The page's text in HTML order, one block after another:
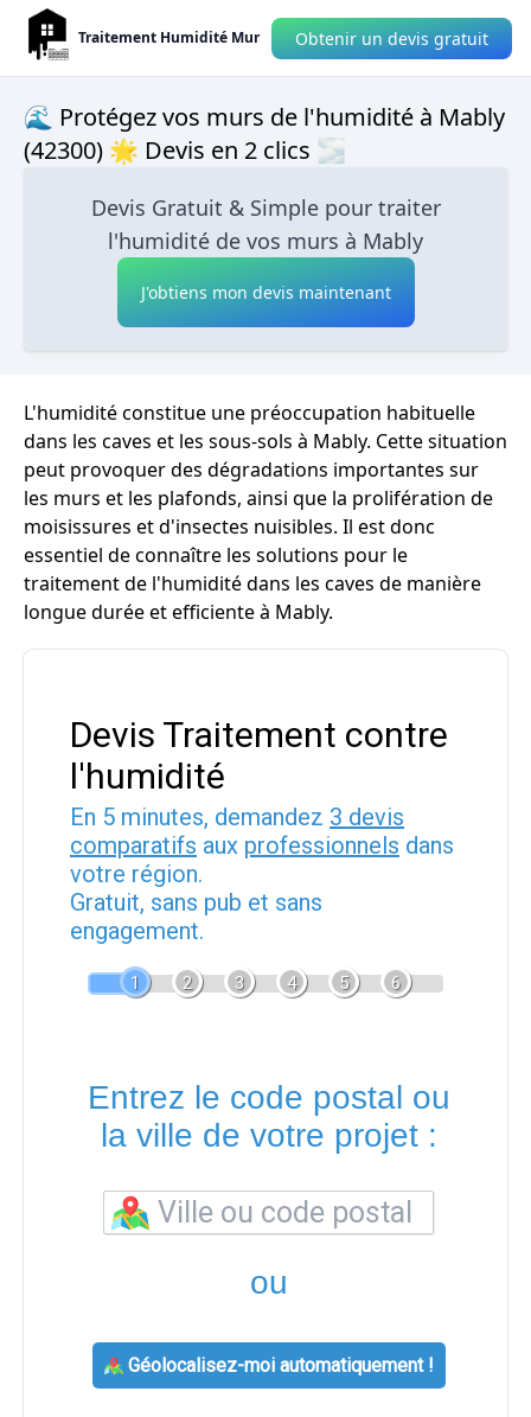
Traitement Humidité Mur Obtenir un devis gratuit
🌊 Protégez vos murs de l'humidité à Mably
(42300) 🌟 Devis en 2 clics 🌫
Devis Gratuit & Simple pour traiter
l'humidité de vos murs à Mably
J'obtiens mon devis maintenant
L'humidité constitue une préoccupation habituelle
dans les caves et les sous-sols à Mably. Cette situation
peut provoquer des dégradations importantes sur
les murs et les plafonds, ainsi que la prolifération de
moisissures et d'insectes nuisibles. Il est donc
essentiel de connaître les solutions pour le
traitement de l'humidité dans les caves de manière
longue durée et efficiente à Mably.
Devis Traitement contre
l'humidité
En 5 minutes, demandez 3 devis
comparatifs aux professionnels dans
votre région.
Gratuit, sans pub et sans
engagement.
1 2 3 4 5 6
Entrez le code postal ou
la ville de votre projet :
ou
Géolocalisez-moi automatiquement !